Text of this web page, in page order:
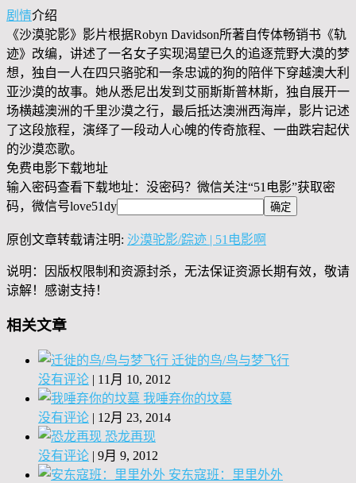
剧情介绍
《沙漠驼影》影片根据Robyn Davidson所著自传体畅销书《轨
迹》改编，讲述了一名女子实现渴望已久的追逐荒野大漠的梦
想，独自一人在四只骆驼和一条忠诚的狗的陪伴下穿越澳大利
亚沙漠的故事。她从悉尼出发到艾丽斯斯普林斯，独自展开一
场横越澳洲的千里沙漠之行，最后抵达澳洲西海岸，影片记述
了这段旅程，演绎了一段动人心魄的传奇旅程、一曲跌宕起伏
的沙漠恋歌。
免费电影下载地址
输入密码查看下载地址：没密码？微信关注“51电影”获取密
码，微信号love51dy
原创文章转载请注明: 沙漠驼影/踪迹 | 51电影啊
说明：因版权限制和资源封杀，无法保证资源长期有效，敬请
谅解！感谢支持！
相关文章
迁徙的鸟/鸟与梦飞行
没有评论 | 11月 10, 2012
我唾弃你的坟墓
没有评论 | 12月 23, 2014
恐龙再现
没有评论 | 9月 9, 2012
安东寇班：里里外外